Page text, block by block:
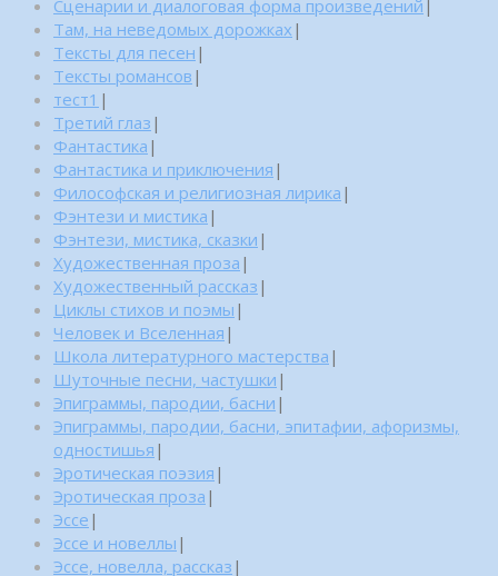
Сценарии и диалоговая форма произведений |
Там, на неведомых дорожках |
Тексты для песен |
Тексты романсов |
тест1 |
Третий глаз |
Фантастика |
Фантастика и приключения |
Философская и религиозная лирика |
Фэнтези и мистика |
Фэнтези, мистика, сказки |
Художественная проза |
Художественный рассказ |
Циклы стихов и поэмы |
Человек и Вселенная |
Школа литературного мастерства |
Шуточные песни, частушки |
Эпиграммы, пародии, басни |
Эпиграммы, пародии, басни, эпитафии, афоризмы,
одностишья |
Эротическая поэзия |
Эротическая проза |
Эссе |
Эссе и новеллы |
Эссе, новелла, рассказ |